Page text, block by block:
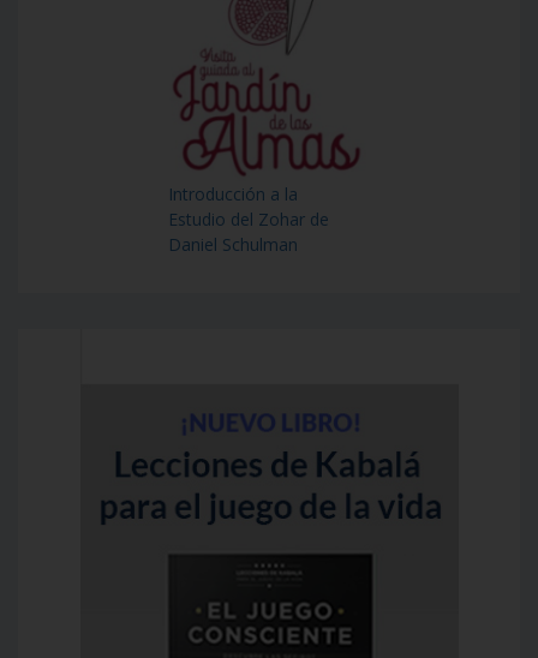
Introducción a la
Estudio del Zohar de
Daniel Schulman